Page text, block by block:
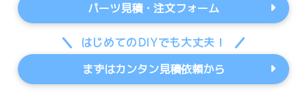
パーツ見積・注文フォーム
はじめてのDIYでも大丈夫！
まずはカンタン見積依頼から